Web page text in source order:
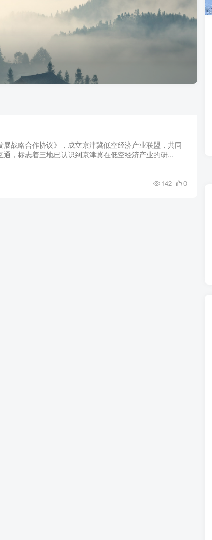
战略合作协议》，成立京津冀低空经济产业联盟，共同
，标志着三地已认识到京津冀在低空经济产业的研...
142 0